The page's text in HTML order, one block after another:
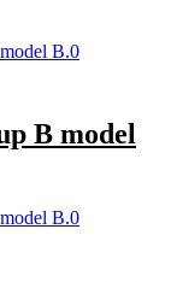
B model